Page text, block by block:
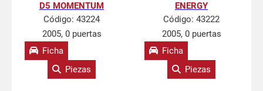
D5 MOMENTUM
Código: 43224
2005, 0 puertas
Ficha
Piezas
ENERGY
Código: 43222
2005, 0 puertas
Ficha
Piezas